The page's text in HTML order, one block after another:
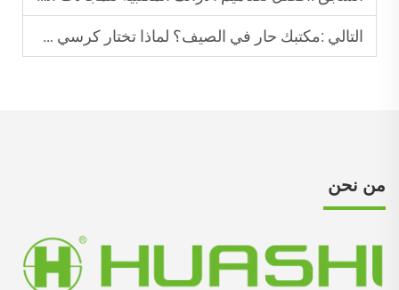
التالي :مكتبك حار في الصيف؟ لماذا تختار كرسي شبكة تنفس؟
من نحن